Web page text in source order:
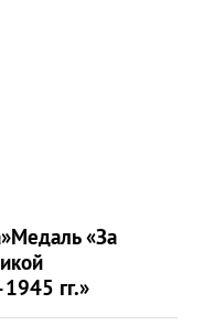
Медаль «За
гг.»